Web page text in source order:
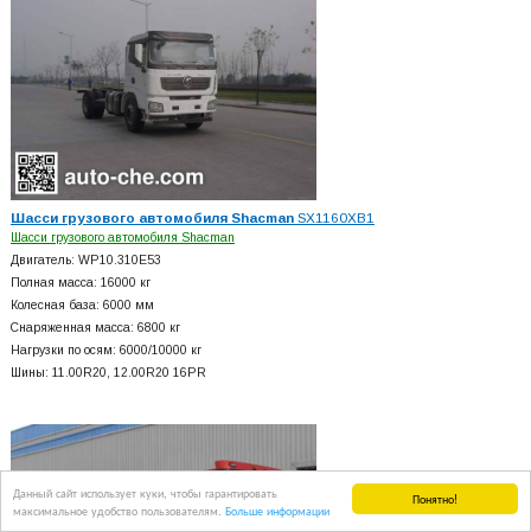
Понятно!
Данный сайт использует куки, чтобы гарантировать
максимальное удобство пользователям. Больше информации
Шасси грузового автомобиля ShacmanSX1160XB1
Шасси грузового автомобиля Shacman
Двигатель: WP10.310E53
Полная масса: 16000 кг
Колесная база: 6000 мм
Снаряженная масса: 6800 кг
Нагрузки по осям: 6000/10000 кг
Шины: 11.00R20, 12.00R20 16PR